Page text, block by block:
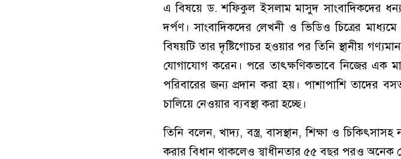
এ বিষয়ে ড. শফিকুল ইসলাম মাসুদ সাংবাদিকদের
দর্পণ। সাংবাদিকদের লেখনী ও ভিডিও চিত্রের
বিষয়টি তার দৃষ্টিগোচর হওয়ার পর তিনি স্থানীয়
যোগাযোগ করেন। পরে তাৎক্ষণিকভাবে নিজের এক
পরিবারের জন্য প্রদান করা হয়। পাশাপাশি তাদের
চালিয়ে নেওয়ার ব্যবস্থা করা হচ্ছে।
তিনি বলেন, খাদ্য, বস্ত্র, বাসস্থান, শিক্ষা ও
করার বিধান থাকলেও স্বাধীনতার ৫৫ বছর পরও অনেক